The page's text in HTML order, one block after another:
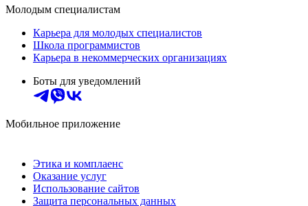
Молодым специалистам
Карьера для молодых специалистов
Школа программистов
Карьера в некоммерческих организациях
Боты для уведомлений
Мобильное приложение
Этика и комплаенс
Оказание услуг
Использование сайтов
Защита персональных данных